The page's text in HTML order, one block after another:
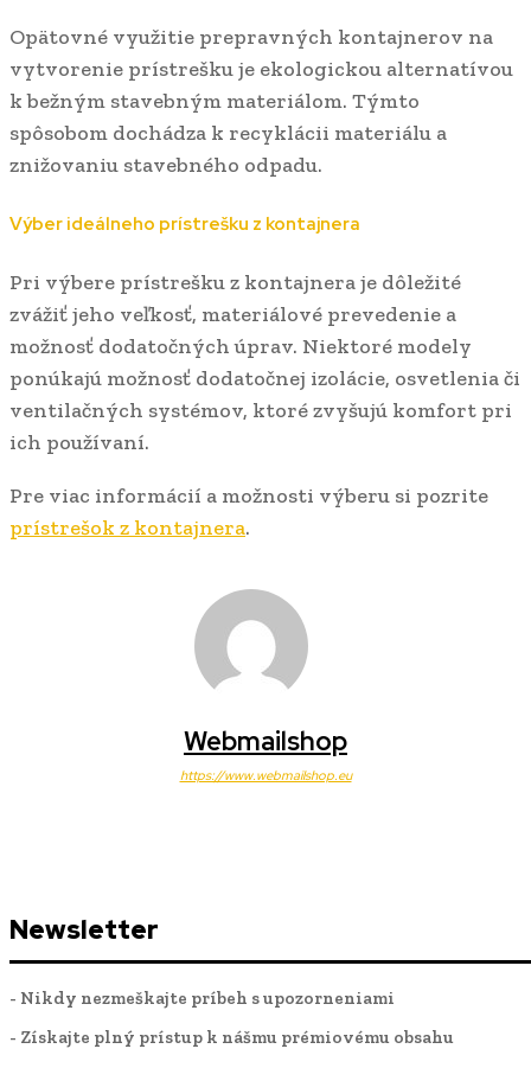
Opätovné využitie prepravných kontajnerov na
vytvorenie prístrešku je ekologickou alternatívou
k bežným stavebným materiálom. Týmto
spôsobom dochádza k recyklácii materiálu a
znižovaniu stavebného odpadu.
Výber ideálneho prístrešku z kontajnera
Pri výbere prístrešku z kontajnera je dôležité
zvážiť jeho veľkosť, materiálové prevedenie a
možnosť dodatočných úprav. Niektoré modely
ponúkajú možnosť dodatočnej izolácie, osvetlenia či
ventilačných systémov, ktoré zvyšujú komfort pri
ich používaní.
Pre viac informácií a možnosti výberu si pozrite
prístrešok z kontajnera.
Webmailshop
https://www.webmailshop.eu
Newsletter
- Nikdy nezmeškajte príbeh s upozorneniami
- Získajte plný prístup k nášmu prémiovému obsahu